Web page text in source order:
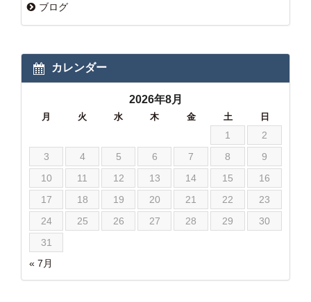
ブログ
カレンダー
2026年8月
月 火 水 木 金 土 日
« 7月
1
2
3
4 5 6 7 8
9
10
11 12 13 14 15
16
17
18 19 20 21 22
23
24
25 26 27 28 29
30
31